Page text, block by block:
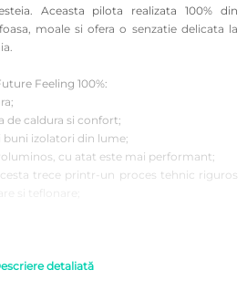
Aceasta pilota realizata 100% din
moale si ofera o senzatie delicata la
Feeling 100%:
de caldura si confort;
buni izolatori din lume;
cu atat este mai performant;
trece printr-un proces tehnic riguros
elasticitatea un timp mai indelungat
detaliată